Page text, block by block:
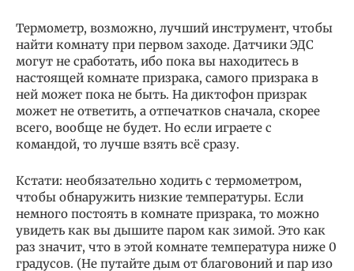
Термометр, возможно, лучший инструмент, чтобы
найти комнату при первом заходе. Датчики ЭДС
могут не сработать, ибо пока вы находитесь в
настоящей комнате призрака, самого призрака в
ней может пока не быть. На диктофон призрак
может не ответить, а отпечатков сначала, скорее
всего, вообще не будет. Но если играете с
командой, то лучше взять всё сразу.
Кстати: необязательно ходить с термометром,
чтобы обнаружить низкие температуры. Если
немного постоять в комнате призрака, то можно
увидеть как вы дышите паром как зимой. Это как
раз значит, что в этой комнате температура ниже 0
градусов. (Не путайте дым от благовоний и пар изо